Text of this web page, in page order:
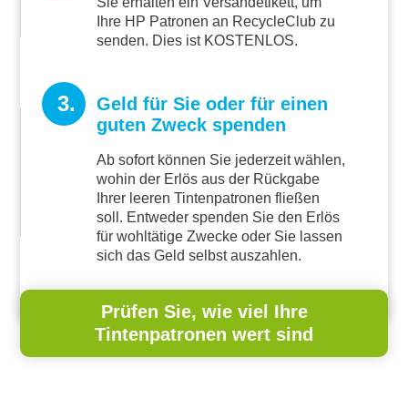
Ihre HP Patronen an RecycleClub zu
senden. Dies ist KOSTENLOS.
3.
Geld für Sie oder für einen
guten Zweck spenden
Ab sofort können Sie jederzeit wählen,
wohin der Erlös aus der Rückgabe
Ihrer leeren Tintenpatronen fließen
soll. Entweder spenden Sie den Erlös
für wohltätige Zwecke oder Sie lassen
sich das Geld selbst auszahlen.
Prüfen Sie, wie viel Ihre
Tintenpatronen wert sind